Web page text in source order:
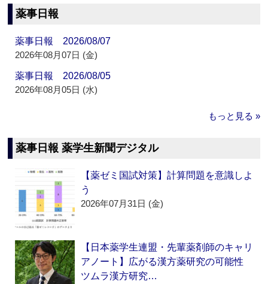
薬事日報
薬事日報 2026/08/07
2026年08月07日 (金)
薬事日報 2026/08/05
2026年08月05日 (水)
もっと見る »
薬事日報 薬学生新聞デジタル
【薬ゼミ国試対策】計算問題を意識しよ
う
2026年07月31日 (金)
【日本薬学生連盟・先輩薬剤師のキャリ
アノート】広がる漢方薬研究の可能性
ツムラ漢方研究…